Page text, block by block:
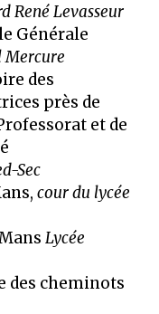
René Levasseur
Générale
Mercure
des
près de
et de
Sec
cour du lycée
Lycée
des cheminots